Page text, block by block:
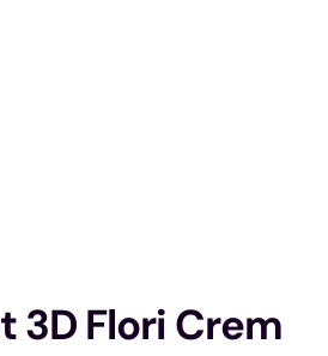
3D Flori Crem